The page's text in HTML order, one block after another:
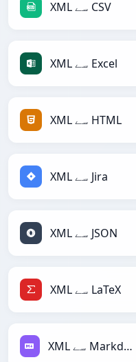
XML سے CSV
XML سے Excel
XML سے HTML
XML سے Jira
XML سے JSON
XML سے LaTeX
XML سے Markdown